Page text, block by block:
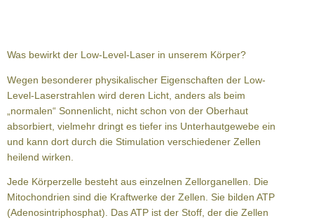
Was bewirkt der Low-Level-Laser in unserem Körper?
Wegen besonderer physikalischer Eigenschaften der Low-
Level-Laserstrahlen wird deren Licht, anders als beim
„normalen“ Sonnenlicht, nicht schon von der Oberhaut
absorbiert, vielmehr dringt es tiefer ins Unterhautgewebe ein
und kann dort durch die Stimulation verschiedener Zellen
heilend wirken.
Jede Körperzelle besteht aus einzelnen Zellorganellen. Die
Mitochondrien sind die Kraftwerke der Zellen. Sie bilden ATP
(Adenosintriphosphat). Das ATP ist der Stoff, der die Zellen